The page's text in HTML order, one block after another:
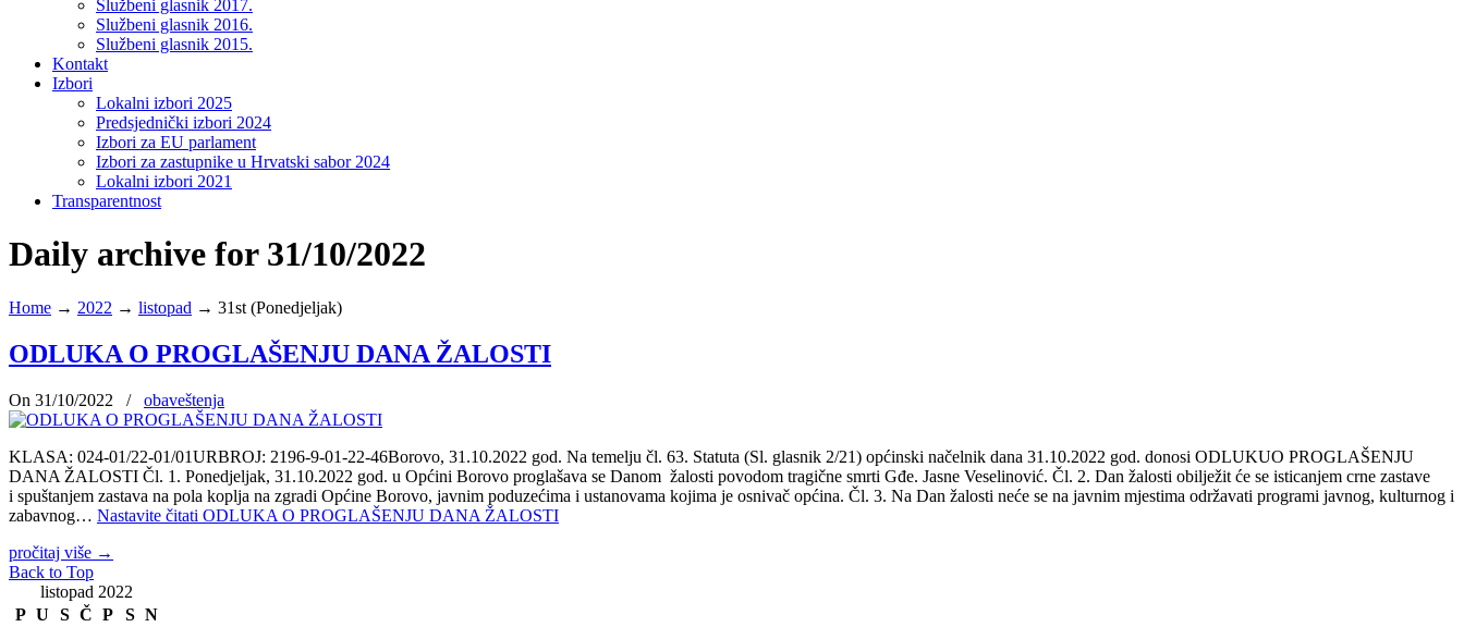
Službeni glasnik 2017.
Službeni glasnik 2016.
Službeni glasnik 2015.
Kontakt
Izbori
Lokalni izbori 2025
Predsjednički izbori 2024
Izbori za EU parlament
Izbori za zastupnike u Hrvatski sabor 2024
Lokalni izbori 2021
Transparentnost
Daily archive for 31/10/2022
Home → 2022 → listopad → 31st (Ponedjeljak)
ODLUKA O PROGLAŠENJU DANA ŽALOSTI
On 31/10/2022 / obaveštenja
KLASA: 024-01/22-01/01URBROJ: 2196-9-01-22-46Borovo, 31.10.2022 god. Na temelju čl. 63. Statuta (Sl. glasnik 2/21) općinski načelnik dana 31.10.2022 god. donosi ODLUKUO PROGLAŠENJU
DANA ŽALOSTI Čl. 1. Ponedjeljak, 31.10.2022 god. u Općini Borovo proglašava se Danom žalosti povodom tragične smrti Gđe. Jasne Veselinović. Čl. 2. Dan žalosti obilježit će se isticanjem crne zastave
i spuštanjem zastava na pola koplja na zgradi Općine Borovo, javnim poduzećima i ustanovama kojima je osnivač općina. Čl. 3. Na Dan žalosti neće se na javnim mjestima održavati programi javnog, kulturnog i
zabavnog… Nastavite čitati ODLUKA O PROGLAŠENJU DANA ŽALOSTI
pročitaj više →
Back to Top
listopad 2022
P U S Č P S N